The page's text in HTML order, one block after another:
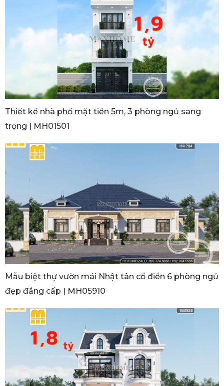
Thiết kế nhà phố mặt tiền 5m, 3 phòng ngủ sang
trọng | MH01501
Mẫu biệt thự vườn mái Nhật tân cổ điển 6 phòng ngủ
đẹp đẳng cấp | MH05910